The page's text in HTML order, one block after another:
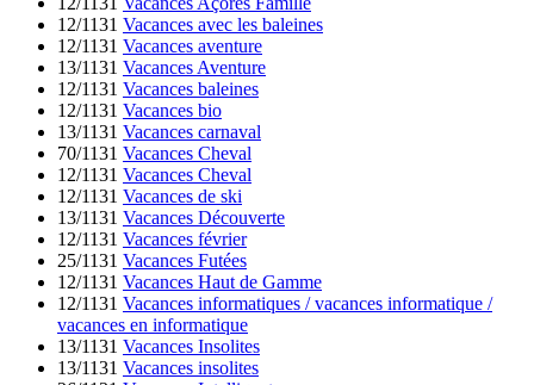
12/1131 Vacances avec les baleines
12/1131 Vacances aventure
13/1131 Vacances Aventure
12/1131 Vacances baleines
12/1131 Vacances bio
13/1131 Vacances carnaval
70/1131 Vacances Cheval
12/1131 Vacances Cheval
12/1131 Vacances de ski
13/1131 Vacances Découverte
12/1131 Vacances février
25/1131 Vacances Futées
12/1131 Vacances Haut de Gamme
12/1131 Vacances informatiques / vacances informatique /
vacances en informatique
13/1131 Vacances Insolites
13/1131 Vacances insolites